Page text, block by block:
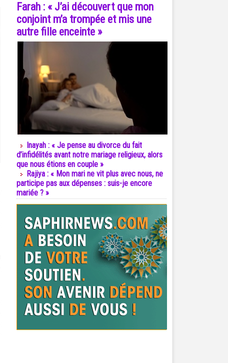
Farah : « J’ai découvert que mon
conjoint m’a trompée et mis une
autre fille enceinte »
Inayah : « Je pense au divorce du fait
d’infidélités avant notre mariage religieux, alors
que nous étions en couple »
Rajiya : « Mon mari ne vit plus avec nous, ne
participe pas aux dépenses : suis-je encore
mariée ? »